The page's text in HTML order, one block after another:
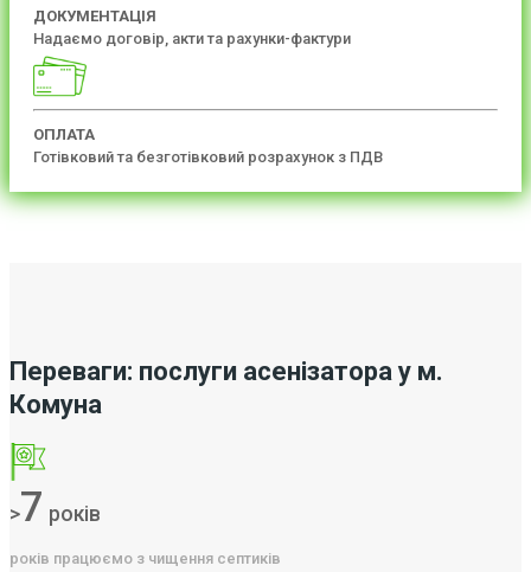
ДОКУМЕНТАЦІЯ
Надаємо договір, акти та рахунки-фактури
ОПЛАТА
Готівковий та безготівковий розрахунок з ПДВ
Переваги: послуги асенізатора у м.
Комуна
>7 років
років працюємо з чищення септиків